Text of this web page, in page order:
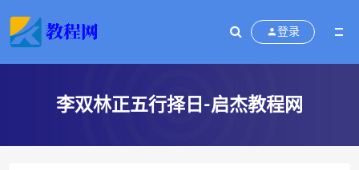
登录
李双林正五行择日-启杰教程网